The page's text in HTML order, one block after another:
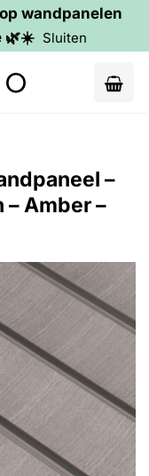
wandpanelen
🌿☀️ Sluiten
–
Amber –